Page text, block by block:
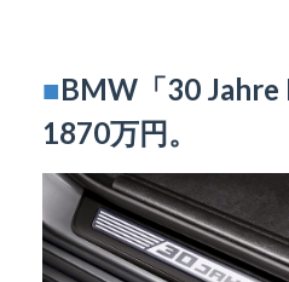
■BMW「30
1870万円。